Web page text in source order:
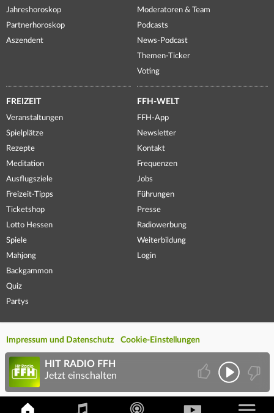
Jahreshoroskop
Partnerhoroskop
Aszendent
Moderatoren & Team
Podcasts
News-Podcast
Themen-Ticker
Voting
FREIZEIT
Veranstaltungen
Spielplätze
Rezepte
Meditation
Ausflugsziele
Freizeit-Tipps
Ticketshop
Lotto Hessen
Spiele
Mahjong
Backgammon
Quiz
Partys
FFH-WELT
FFH-App
Newsletter
Kontakt
Frequenzen
Jobs
Führungen
Presse
Radiowerbung
Weiterbildung
Login
Impressum und Datenschutz Cookie-Einstellungen
HIT RADIO FFH
Jetzt einschalten